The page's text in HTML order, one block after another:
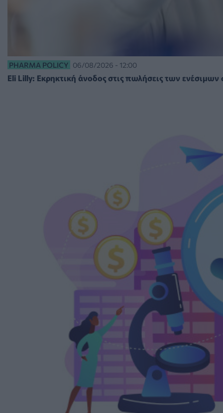
PHARMA POLICY 06/08/2026 - 12:00
Eli Lilly: Εκρηκτική άνοδος στις πωλήσεις των